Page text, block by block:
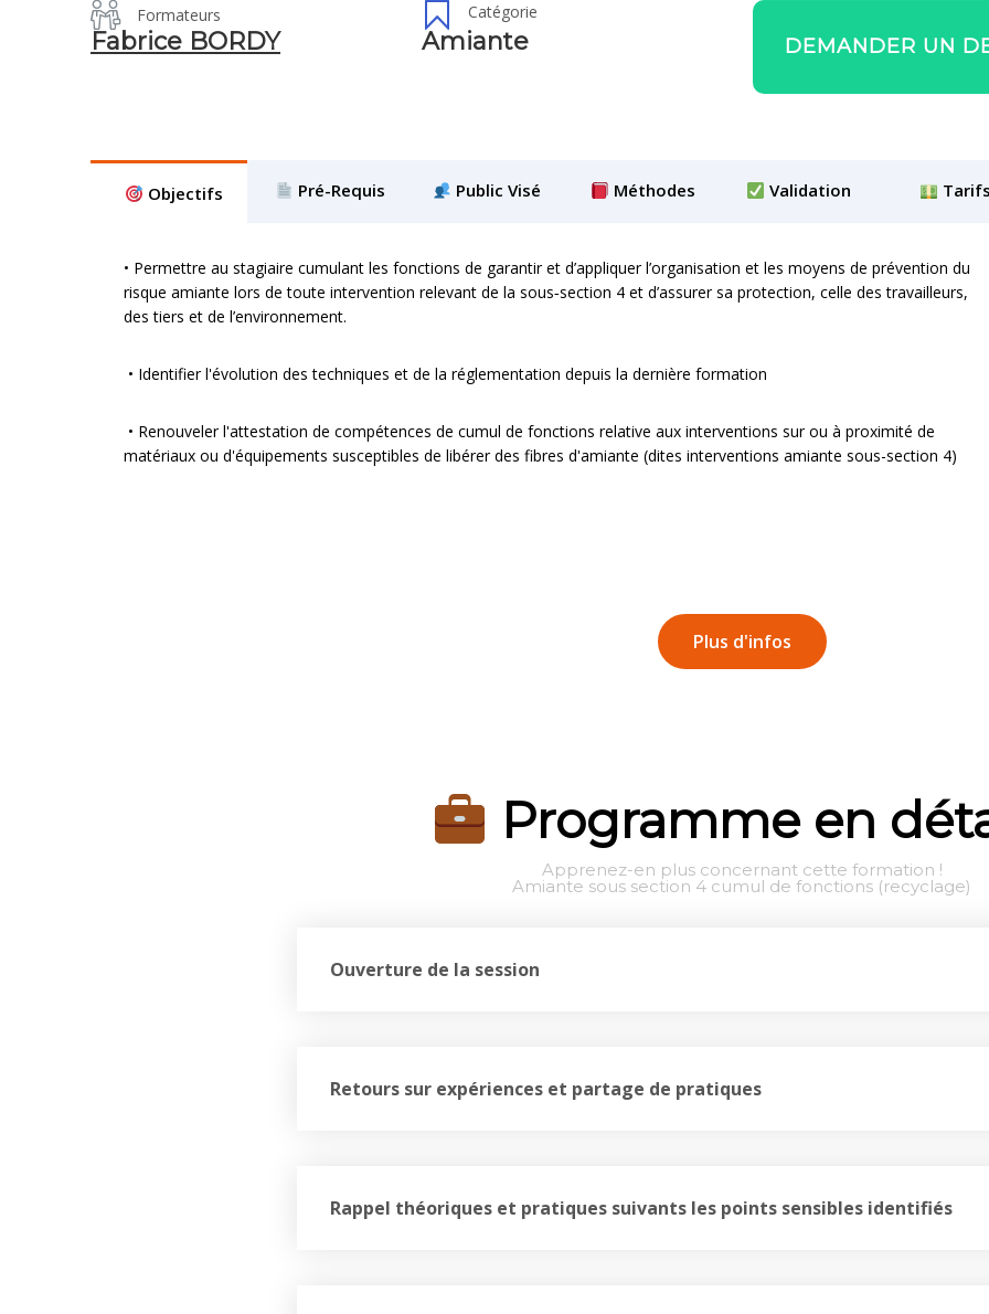
Formateurs
Fabrice BORDY
Catégorie
Amiante DEMANDER UN
Objectifs Pré-Requis Public Visé Méthodes Validation
• Permettre au stagiaire cumulant les fonctions de garantir et d’appliquer l’organisation et les moyens de prévention du
risque amiante lors de toute intervention relevant de la sous‐section 4 et d’assurer sa protection, celle des travailleurs,
des tiers et de l’environnement.
• Identifier l'évolution des techniques et de la réglementation depuis la dernière formation
• Renouveler l'attestation de compétences de cumul de fonctions relative aux interventions sur ou à proximité de
matériaux ou d'équipements susceptibles de libérer des fibres d'amiante (dites interventions amiante sous-section 4)
Plus d'infos
Programme en
Apprenez-en plus concernant cette formation !
Amiante sous section 4 cumul de fonctions (recyclage)
Ouverture de la session
Retours sur expériences et partage de pratiques
Rappel théoriques et pratiques suivants les points sensibles identifiés